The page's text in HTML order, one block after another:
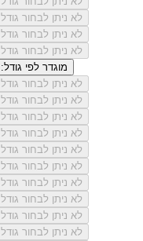
לא ניתן לבחור גודל 24.20
לא ניתן לבחור גודל 24.50
לא ניתן לבחור גודל 24.70
מוגדר לפי גודל: 24.80
לא ניתן לבחור גודל 25.00
לא ניתן לבחור גודל 25.50
לא ניתן לבחור גודל 25.60
לא ניתן לבחור גודל 26.00
לא ניתן לבחור גודל 26.20
לא ניתן לבחור גודל 26.30
לא ניתן לבחור גודל 26.40
לא ניתן לבחור גודל 26.50
לא ניתן לבחור גודל 26.60
לא ניתן לבחור גודל 26.70